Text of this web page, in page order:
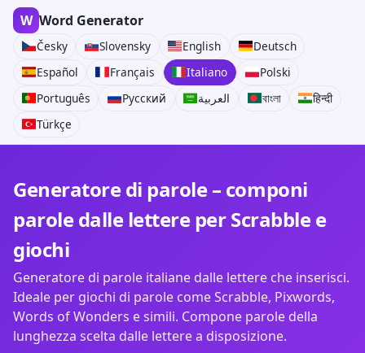
W Word Generator
Česky Slovensky English
Deutsch
Español
Français Italiano
Polski
Português
Русский العربية বাংলা
हिन्दी
Türkçe
Generatore di parole – componi
parole dalle lettere per Scrabble e
giochi
Generatore di parole italiane dalle lettere che inserisci.
Ideale per giochi di parole come Scrabble, Pixwords,
Words of Wonders e simili. Compone parole della
lunghezza scelta dalle lettere a disposizione.